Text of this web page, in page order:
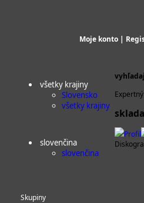
Moje konto |
všetky krajiny
Slovensko
všetky krajiny
slovenčina
slovenčina
Skupiny
Profil